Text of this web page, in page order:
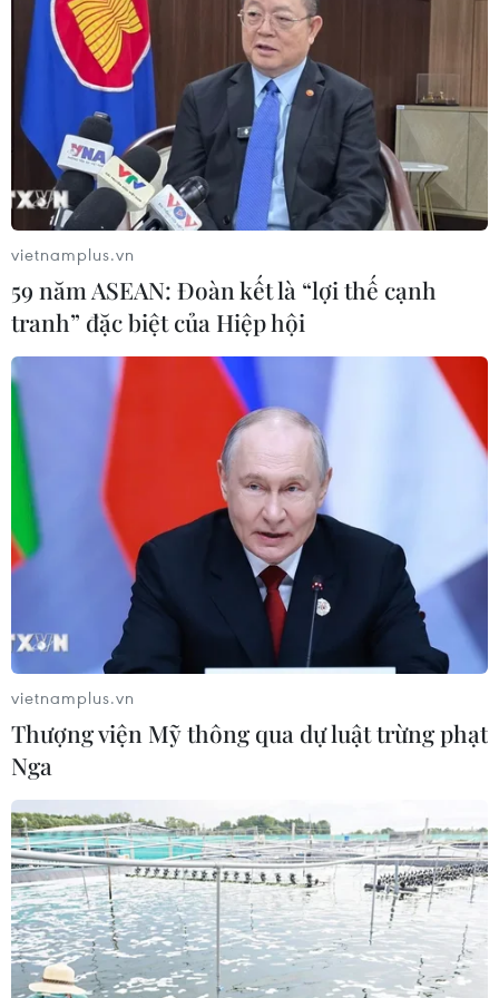
08/08/2026 03:29
65 năm thảm họa da cam: Tiếp nối
công lý, sẻ chia nỗi đau
08/08/2026 03:28
Vĩnh Long: Còn thông tin là còn tìm
kiếm, không bỏ sót hài cốt liệt sỹ
08/08/2026 03:23
Kết luận số 75-KL/TW: Cà Mau chủ
động thích ứng với biến đổi khí hậu
08/08/2026 02:53
Xem thêm
CƠ QUAN CHỦ QUẢN: THÔNG TẤN XÃ VIỆT NAM
Tổng Biên tập: TRẦN TIẾN DUẨN
Phó Tổng Biên tập: NGUYỄN THỊ TÁM, KHÚC THANH
THỦY
Sở hữu trí tuệ
Quy định sử dụng
RSS
Hỗ trợ
vietnamplus.vn
59 năm ASEAN: Đoàn kết là “lợi thế cạnh
tranh” đặc biệt của Hiệp hội
vietnamplus.vn
Thượng viện Mỹ thông qua dự luật trừng phạt
Nga